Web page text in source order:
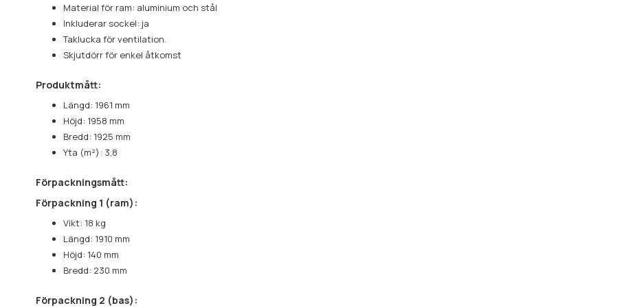
Material för ram: aluminium och stål
Inkluderar sockel: ja
Taklucka för ventilation.
Skjutdörr för enkel åtkomst
Produktmått:
Längd: 1961 mm
Höjd: 1958 mm
Bredd: 1925 mm
Yta (m²): 3,8
Förpackningsmått:
Förpackning 1 (ram):
Vikt: 18 kg
Längd: 1910 mm
Höjd: 140 mm
Bredd: 230 mm
Förpackning 2 (bas):